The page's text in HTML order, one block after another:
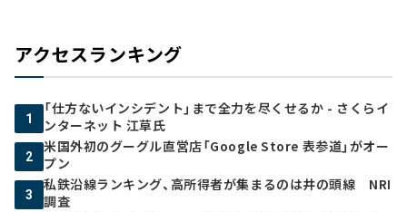
アクセスランキング
1
「仕方ないインシデント」まで全力を尽くせるか - さくらイ
ンターネット 江草氏
2
米国外初のグーグル直営店「Google Store 表参道」がオー
プン
3
私鉄沿線ランキング、高所得者が集まるのは井の頭線 NRI
調査